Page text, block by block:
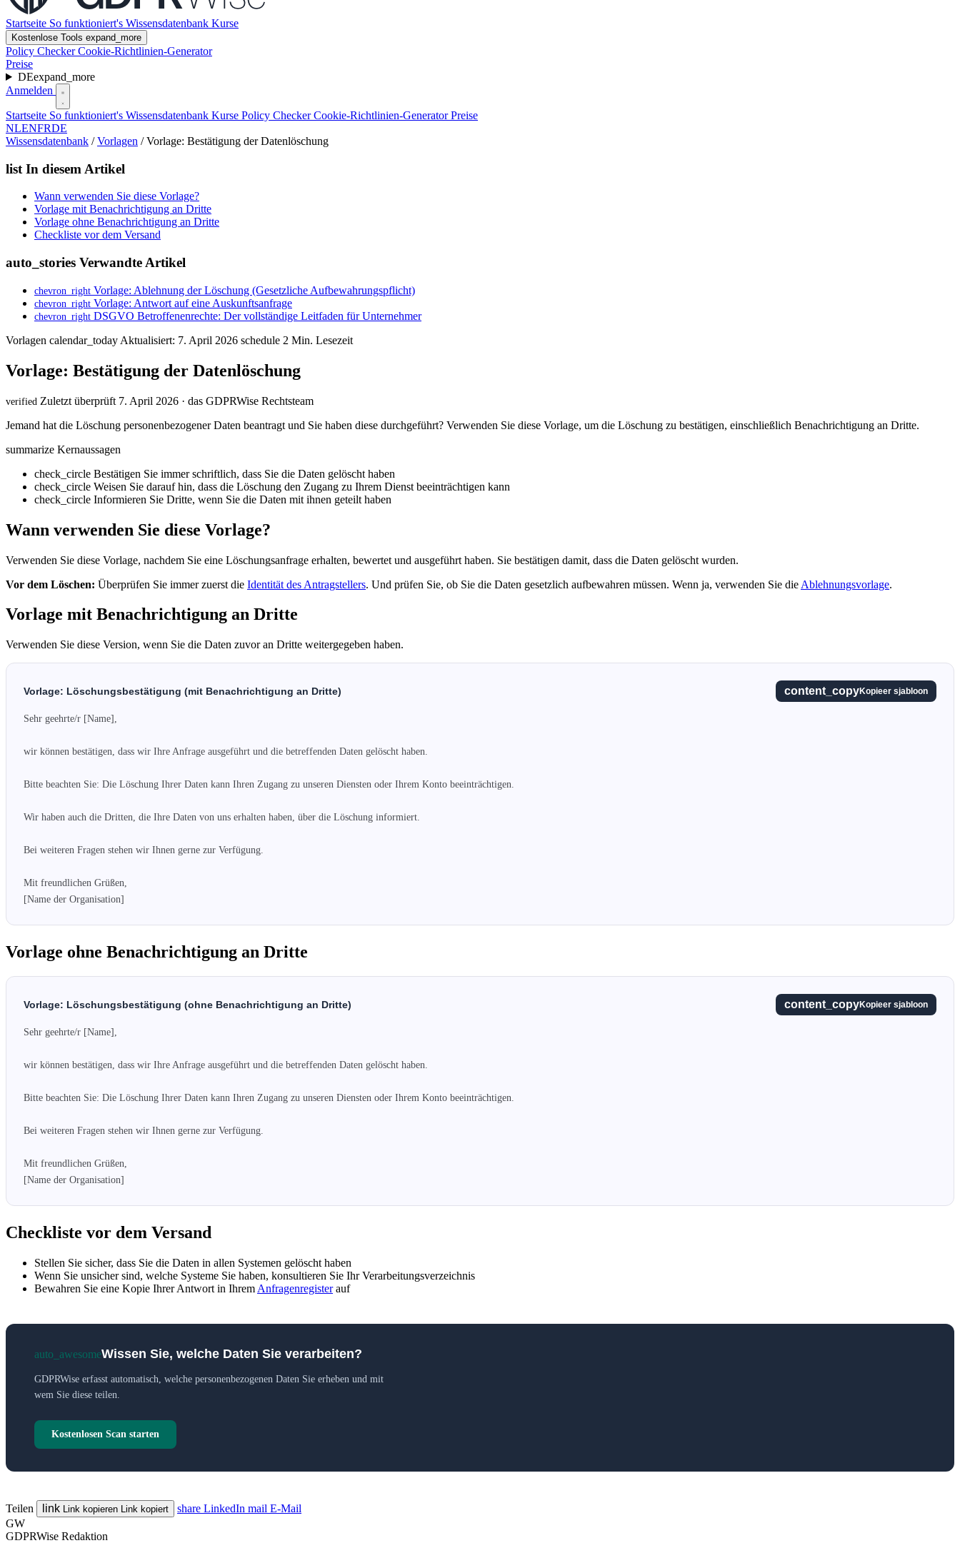
Startseite So funktioniert's Wissensdatenbank Kurse
Kostenlose Tools expand_more
Policy CheckerCookie-Richtlinien-Generator
Preise
DEexpand_more
Anmelden
Startseite So funktioniert's Wissensdatenbank Kurse Policy CheckerCookie-Richtlinien-GeneratorPreise
NLENFRDE
Wissensdatenbank / Vorlagen / Vorlage: Bestätigung der Datenlöschung
list In diesem Artikel
Wann verwenden Sie diese Vorlage?
Vorlage mit Benachrichtigung an Dritte
Vorlage ohne Benachrichtigung an Dritte
Checkliste vor dem Versand
auto_stories Verwandte Artikel
chevron_right Vorlage: Ablehnung der Löschung (Gesetzliche Aufbewahrungspflicht)
chevron_right Vorlage: Antwort auf eine Auskunftsanfrage
chevron_right DSGVO Betroffenenrechte: Der vollständige Leitfaden für Unternehmer
Vorlagen calendar_today Aktualisiert: 7. April 2026 schedule 2 Min. Lesezeit
Vorlage: Bestätigung der Datenlöschung
verified Zuletzt überprüft 7. April 2026 · das GDPRWise Rechtsteam
Jemand hat die Löschung personenbezogener Daten beantragt und Sie haben diese durchgeführt? Verwenden Sie diese Vorlage, um die Löschung zu bestätigen, einschließlich Benachrichtigung an Dritte.
summarize Kernaussagen
check_circle Bestätigen Sie immer schriftlich, dass Sie die Daten gelöscht haben
check_circle Weisen Sie darauf hin, dass die Löschung den Zugang zu Ihrem Dienst beeinträchtigen kann
check_circle Informieren Sie Dritte, wenn Sie die Daten mit ihnen geteilt haben
Wann verwenden Sie diese Vorlage?
Verwenden Sie diese Vorlage, nachdem Sie eine Löschungsanfrage erhalten, bewertet und ausgeführt haben. Sie bestätigen damit, dass die Daten gelöscht wurden.
Vor dem Löschen: Überprüfen Sie immer zuerst die Identität des Antragstellers. Und prüfen Sie, ob Sie die Daten gesetzlich aufbewahren müssen. Wenn ja, verwenden Sie die Ablehnungsvorlage.
Vorlage mit Benachrichtigung an Dritte
Verwenden Sie diese Version, wenn Sie die Daten zuvor an Dritte weitergegeben haben.
Vorlage: Löschungsbestätigung (mit Benachrichtigung an Dritte) content_copyKopieer sjabloon
Sehr geehrte/r [Name],
wir können bestätigen, dass wir Ihre Anfrage ausgeführt und die betreffenden Daten gelöscht haben.
Bitte beachten Sie: Die Löschung Ihrer Daten kann Ihren Zugang zu unseren Diensten oder Ihrem Konto beeinträchtigen.
Wir haben auch die Dritten, die Ihre Daten von uns erhalten haben, über die Löschung informiert.
Bei weiteren Fragen stehen wir Ihnen gerne zur Verfügung.
Mit freundlichen Grüßen,
[Name der Organisation]
Vorlage ohne Benachrichtigung an Dritte
Vorlage: Löschungsbestätigung (ohne Benachrichtigung an Dritte) content_copyKopieer sjabloon
Sehr geehrte/r [Name],
wir können bestätigen, dass wir Ihre Anfrage ausgeführt und die betreffenden Daten gelöscht haben.
Bitte beachten Sie: Die Löschung Ihrer Daten kann Ihren Zugang zu unseren Diensten oder Ihrem Konto beeinträchtigen.
Bei weiteren Fragen stehen wir Ihnen gerne zur Verfügung.
Mit freundlichen Grüßen,
[Name der Organisation]
Checkliste vor dem Versand
Stellen Sie sicher, dass Sie die Daten in allen Systemen gelöscht haben
Wenn Sie unsicher sind, welche Systeme Sie haben, konsultieren Sie Ihr Verarbeitungsverzeichnis
Bewahren Sie eine Kopie Ihrer Antwort in Ihrem Anfragenregisterauf
auto_awesomeWissen Sie, welche Daten Sie verarbeiten?
GDPRWise erfasst automatisch, welche personenbezogenen Daten Sie erheben und mit
wem Sie diese teilen.
Kostenlosen Scan starten
Teilen link Link kopieren Link kopiert share LinkedIn mail E-Mail
GW
GDPRWise Redaktion